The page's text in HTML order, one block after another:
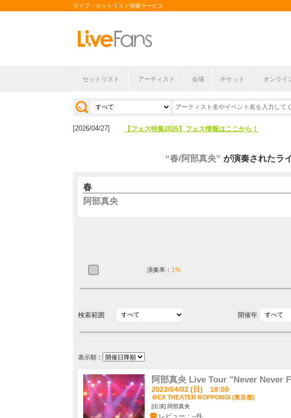
ライブ・セットリスト情報サービス
セットリスト アーティスト 会場 チケット オンライ
[2026/07/28] 【ライブ動員ランキング】2026年上半期編発表！
[2026/04/27] 【フェス特集2026】フェス情報はここから！
“春/阿部真央” が演奏されたラ
春
阿部真央
演奏率： 1%
検索範囲 開催年
表示順：
阿部真央 Live Tour "Never Never
2023/04/02 (日) 18:00
＠EX THEATER ROPPONGI (東京都)
[出演] 阿部真央
レビュー：--件